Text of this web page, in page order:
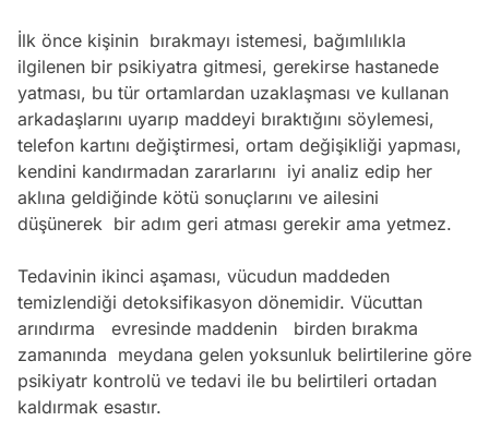
İlk önce kişinin bırakmayı istemesi, bağımlılıkla
ilgilenen bir psikiyatra gitmesi, gerekirse hastanede
yatması, bu tür ortamlardan uzaklaşması ve kullanan
arkadaşlarını uyarıp maddeyi bıraktığını söylemesi,
telefon kartını değiştirmesi, ortam değişikliği yapması,
kendini kandırmadan zararlarını iyi analiz edip her
aklına geldiğinde kötü sonuçlarını ve ailesini
düşünerek bir adım geri atması gerekir ama yetmez.
Tedavinin ikinci aşaması, vücudun maddeden
temizlendiği detoksifikasyon dönemidir. Vücuttan
arındırma evresinde maddenin birden bırakma
zamanında meydana gelen yoksunluk belirtilerine göre
psikiyatr kontrolü ve tedavi ile bu belirtileri ortadan
kaldırmak esastır.